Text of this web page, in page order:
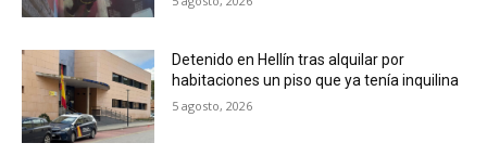
Detenido en Hellín tras alquilar por
habitaciones un piso que ya tenía inquilina
5 agosto, 2026